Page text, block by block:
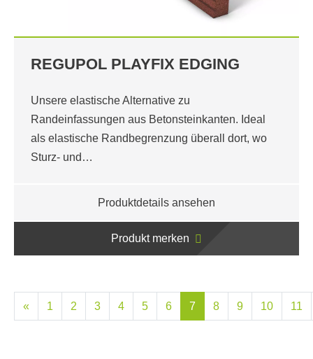
REGUPOL PLAYFIX EDGING
Unsere elastische Alternative zu
Randeinfassungen aus Betonsteinkanten. Ideal
als elastische Randbegrenzung überall dort, wo
Sturz- und…
Produktdetails ansehen
Produkt merken
« 1 2 3 4 5 6 7 8 9 10 11